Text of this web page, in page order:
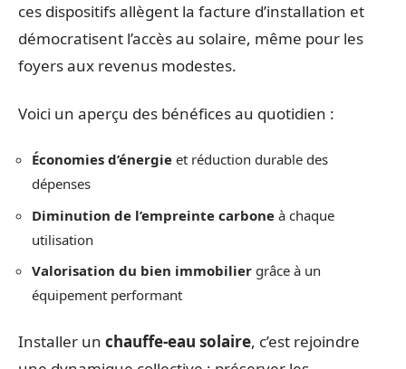
ces dispositifs allègent la facture d’installation et
démocratisent l’accès au solaire, même pour les
foyers aux revenus modestes.
Voici un aperçu des bénéfices au quotidien :
Économies d’énergie et réduction durable des
dépenses
Diminution de l’empreinte carbone à chaque
utilisation
Valorisation du bien immobilier grâce à un
équipement performant
Installer un chauffe-eau solaire, c’est rejoindre